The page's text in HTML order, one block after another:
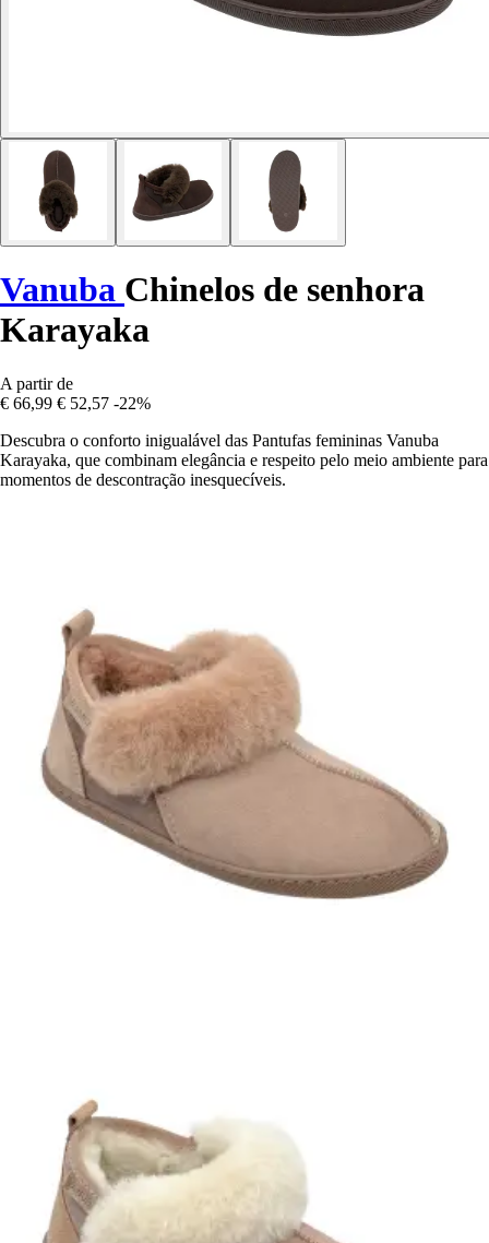
Vanuba Chinelos de senhora
Karayaka
A partir de
€ 66,99 € 52,57 -22%
Descubra o conforto inigualável das Pantufas femininas Vanuba
Karayaka, que combinam elegância e respeito pelo meio ambiente para
momentos de descontração inesquecíveis.